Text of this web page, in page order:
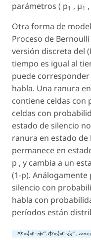
parámetros ( p1 , µ1
Otra forma de
Proceso de
versión discreta del
tiempo es igual al
puede
habla. Una ranura
contiene celdas con
celdas con
estado de silencio
ranura en estado
permanece en
p , y cambia a un
(1-p).
silencio con
habla con
períodos están